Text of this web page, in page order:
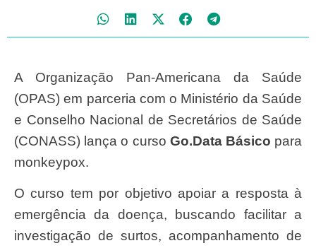
A Organização Pan-Americana da Saúde
(OPAS) em parceria com o Ministério da Saúde
e Conselho Nacional de Secretários de Saúde
(CONASS) lança o curso Go.Data Básico para
monkeypox.
O curso tem por objetivo apoiar a resposta à
emergência da doença, buscando facilitar a
investigação de surtos, acompanhamento de